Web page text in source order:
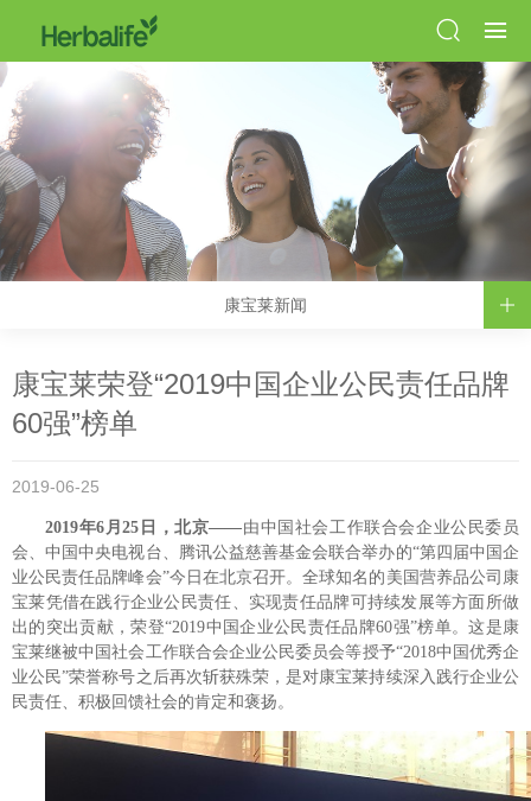
康宝莱新闻
康宝莱荣登“2019中国企业公民责任品牌
60强”榜单
2019-06-25
2019年6 月25 日，北京——由中国社会工作联合会企业公民委员
会、中国中央电视台、腾讯公益慈善基金会联合举办的“第四届中国企
业公民责任品牌峰会”今日在北京召开。全球知名的美国营养品公司康
宝莱凭借在践行企业公民责任、实现责任品牌可持续发展等方面所做
出的突出贡献，荣登“2019中国企业公民责任品牌60强”榜单。这是康
宝莱继被中国社会工作联合会企业公民委员会等授予“2018中国优秀企
业公民”荣誉称号之后再次斩获殊荣，是对康宝莱持续深入践行企业公
民责任、积极回馈社会的肯定和褒扬。